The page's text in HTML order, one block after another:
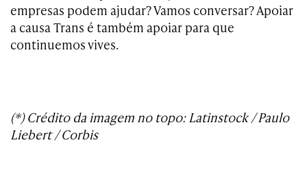
empresas podem ajudar? Vamos conversar? Apoiar
a causa Trans é também apoiar para que
continuemos vives.
(*) Crédito da imagem no topo: Latinstock / Paulo
Liebert / Corbis